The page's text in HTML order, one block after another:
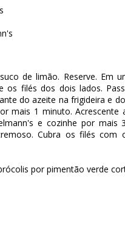
de limão. Reserve. Em
os filés dos dois lados.
do azeite na frigideira e
mais 1 minuto. Acrescente
e cozinhe por mais
Cubra os filés com
por pimentão verde